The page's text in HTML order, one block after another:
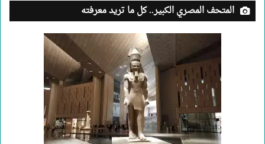
المتحف المصري الكبير.. كل ما تريد معرفته